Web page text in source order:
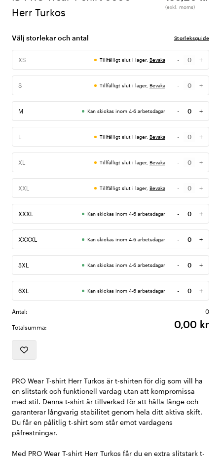
Herr Turkos
(exkl. moms)
Välj storlekar och antal Storleksguide
XS Tillfälligt slut i lager, Bevaka -
Antal
+
S Tillfälligt slut i lager, Bevaka -
Antal
+
M Kan skickas inom 4-6 arbetsdagar -
Antal
+
L Tillfälligt slut i lager, Bevaka -
Antal
+
XL Tillfälligt slut i lager, Bevaka -
Antal
+
XXL Tillfälligt slut i lager, Bevaka -
Antal
+
XXXL Kan skickas inom 4-6 arbetsdagar -
Antal
+
XXXXL Kan skickas inom 4-6 arbetsdagar -
Antal
+
5XL Kan skickas inom 4-6 arbetsdagar -
Antal
+
6XL Kan skickas inom 4-6 arbetsdagar -
Antal
+
Antal: 0
Totalsumma: 0,00 kr
PRO Wear T-shirt Herr Turkos är t-shirten för dig som vill ha
en slitstark och funktionell vardag utan att kompromissa
med stil. Denna t-shirt är tillverkad för att hålla länge och
garanterar långvarig stabilitet genom hela ditt aktiva skift.
Du får en pålitlig t-shirt som står emot vardagens
påfrestningar.
Med PRO Wear T-shirt Herr Turkos får du en extra slitstark t-